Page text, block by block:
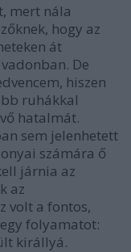
mert nála
hogy az
át
De
hiszen
ruhákkal
hatalmát.
sem jelenhetett
számára ő
járnia az
az
volt a fontos,
folyamatot:
királlyá.